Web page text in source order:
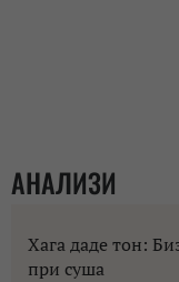
АНАЛИЗИ
Хага даде тон:
при суша